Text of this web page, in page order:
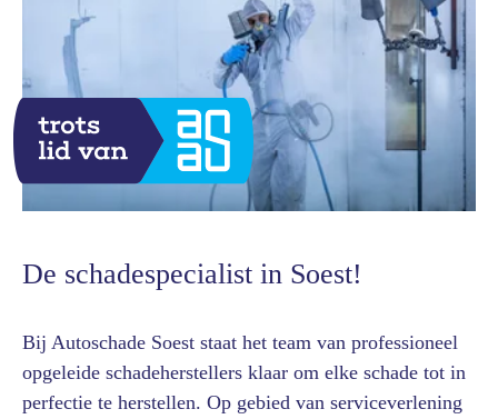
De schadespecialist in Soest!
Bij Autoschade Soest staat het team van professioneel
opgeleide schadeherstellers klaar om elke schade tot in
perfectie te herstellen. Op gebied van serviceverlening